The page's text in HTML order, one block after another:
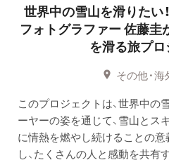
世界中の雪山を滑りたい
フォトグラファー 佐藤圭
を滑る旅プロ
その他・海
このプロジェクトは、世界中の
ーヤーの姿を通じて、雪山とス
に情熱を燃やし続けることの
し、たくさんの人と感動を共有